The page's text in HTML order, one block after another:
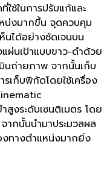
ใช้ในการปรับแก้และ
น่งมากขึ้น จุดควบคุม
นได้อย่างชัดเจนบน
ผ่นเป้าแบบขาว-ดำด้วย
นถ่ายภาพ จากนั้นเก็บ
เก็บพิกัดโดยใช้เครื่อง
งระดับเซนติเมตร โดย
ากนั้นนำมาประมวลผล
งทางตำแหน่งมากยิ่ง